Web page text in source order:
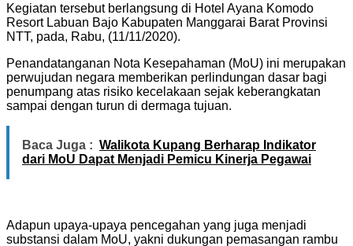
Kegiatan tersebut berlangsung di Hotel Ayana Komodo
Resort Labuan Bajo Kabupaten Manggarai Barat Provinsi
NTT, pada, Rabu, (11/11/2020).
Penandatanganan Nota Kesepahaman (MoU) ini merupakan
perwujudan negara memberikan perlindungan dasar bagi
penumpang atas risiko kecelakaan sejak keberangkatan
sampai dengan turun di dermaga tujuan.
Baca Juga : Walikota Kupang Berharap Indikator
dari MoU Dapat Menjadi Pemicu Kinerja Pegawai
Adapun upaya-upaya pencegahan yang juga menjadi
substansi dalam MoU, yakni dukungan pemasangan rambu